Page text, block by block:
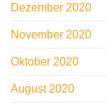
Dezember 2020
November 2020
Oktober 2020
August 2020